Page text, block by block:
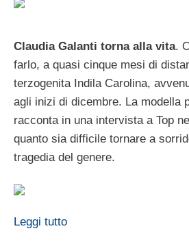
Claudia Galanti torna alla vita.
farlo, a quasi cinque mesi di
terzogenita Indila Carolina,
agli inizi di dicembre. La modella
racconta in una intervista a Top
quanto sia difficile tornare a
tragedia del genere.
Leggi tutto